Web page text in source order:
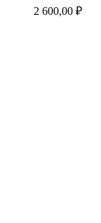
2 600,00 ₽